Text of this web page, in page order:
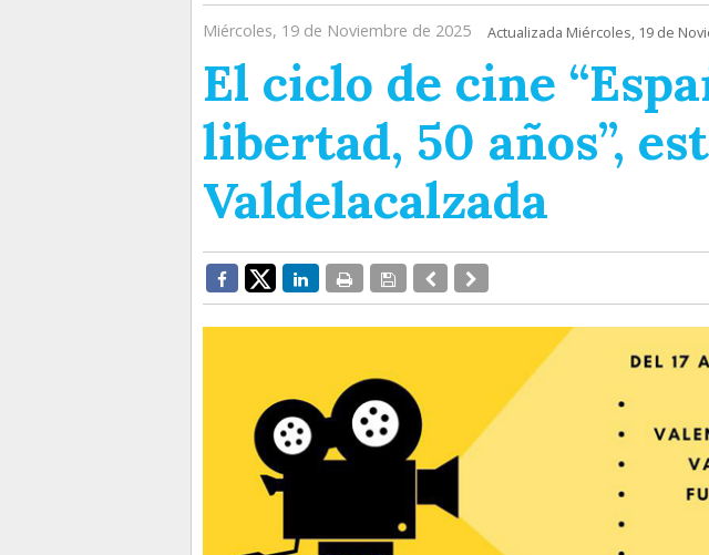
Miércoles, 19 de Noviembre de 2025
Actualizada Miércoles, 19 de
El ciclo de cine
libertad, 50 años”,
Valdelacalzada